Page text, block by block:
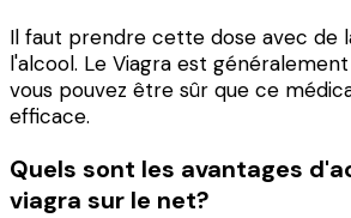
Il faut prendre cette dose avec de
l'alcool. Le Viagra est
vous pouvez être sûr que ce
efficace.
Quels sont les avantages
viagra sur le net?